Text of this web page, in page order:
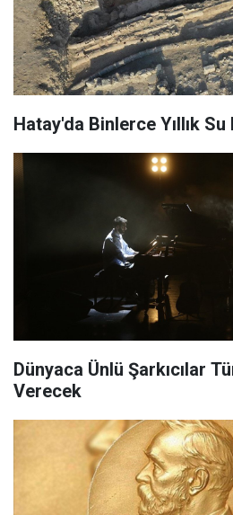
Hatay'da Binlerce Yıllık
Dünyaca Ünlü Şarkıcılar
Verecek